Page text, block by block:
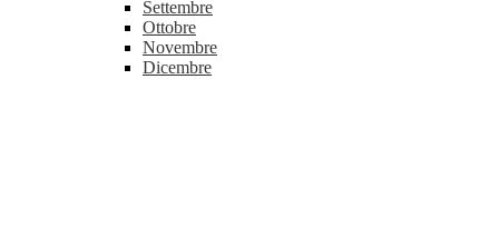
Settembre
Ottobre
Novembre
Dicembre